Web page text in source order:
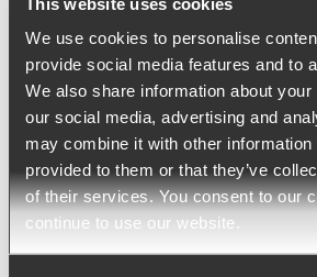
We use cookies to personalise
provide social media features and to
We also share information about
our social media, advertising and
may combine it with other information
provided to them or that they’ve
of their services. You consent to our
continue to use our website.
personne de contact lorsqu’une
partagée dans l’espace réservé.
MISE À JOUR
Les factures peuvent être
mail en tant que pièces jointes